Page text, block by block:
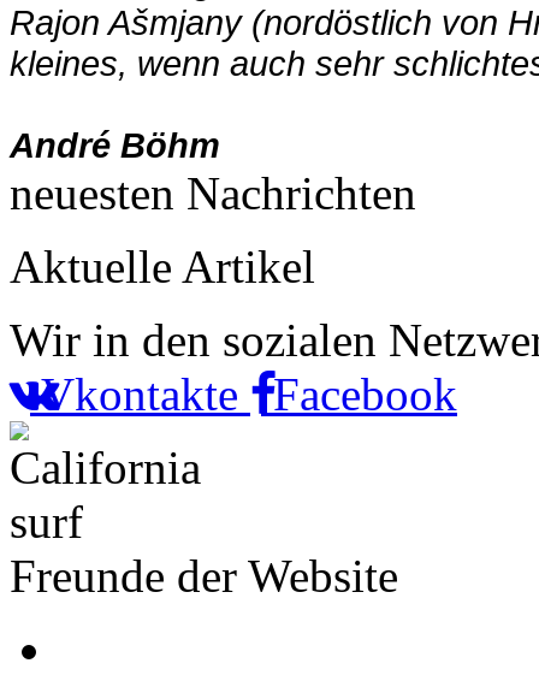
Rajon Ašmjany (nordöstlich von
kleines, wenn auch sehr
André Böhm
neuesten Nachrichten
Aktuelle Artikel
Wir in den sozialen
Vkontakte Facebook
Freunde der Website